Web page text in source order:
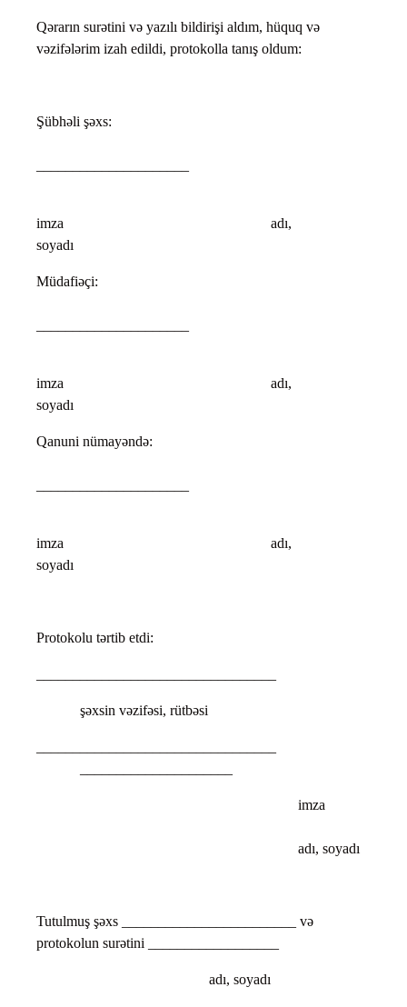
Qərarın surətini və yazılı bildirişi aldım, hüquq və
vəzifələrim izah edildi, protokolla tanış oldum:
Şübhəli şəxs:
imza adı,
soyadı
Müdafiəçi:
imza adı,
soyadı
Qanuni nümayəndə:
imza adı,
soyadı
Protokolu tərtib etdi:
şəxsin vəzifəsi, rütbəsi
imza
adı, soyadı
Tutulmuş şəxs ________________________ və
protokolun surətini __________________
adı, soyadı